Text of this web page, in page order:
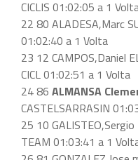
CICLIS 01:02:05 a 1
22 80 ALADESA,Marc
01:02:40 a 1 Volta
23 12 CAMPOS,Daniel
CICL 01:02:51 a 1 Volta
24 86 ALMANSA
CASTELSARRASIN
25 10 GALISTEO,Sergio
TEAM 01:03:41 a 1